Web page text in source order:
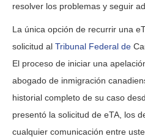
resolver los problemas y seguir
La única opción de recurrir una
solicitud al Tribunal Federal de
El proceso de iniciar una
abogado de inmigración
historial completo de su caso
presentó la solicitud de eTA, los
cualquier comunicación entre